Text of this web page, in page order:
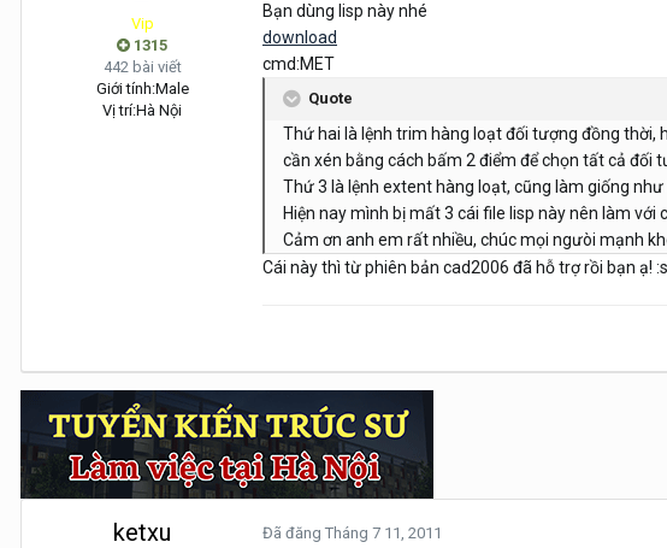
Vip
1315
442 bài viết
Giới tính:Male
Vị trí:Hà Nội
Bạn dùng lisp này nhé
download
cmd:MET
Quote
Thứ hai là lệnh trim hàng loạt đối tượng đồng thời,
cần xén bằng cách bấm 2 điểm để chọn tất cả đối
Thứ 3 là lệnh extent hàng loạt, cũng làm giống như
Hiện nay mình bị mất 3 cái file lisp này nên làm
Cảm ơn anh em rất nhiều, chúc mọi ngưòi mạnh
Cái này thì từ phiên bản cad2006 đã hỗ trợ rồi bạn ạ!
ketxu Đã đăng Tháng 7 11, 2011